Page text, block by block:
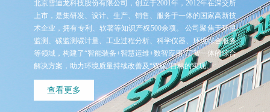
服务中心
运维服务
环境咨询服务
售后服务
重大技术装备目录”
2025-06-16
雪迪龙携手多方推进半导体检测技术自主可控2025-07-21
2025年科学技术年会盛大召开 雪迪龙分享“环境监测数智化应
用方案”
2025-07-22
精准治污+科学治污，雪迪龙支撑污染防治攻坚再创佳绩
2025-08-07
北京雪迪龙科技股份有限公司，创立于2001年，2012年在深交所
上市，是集研发、设计、生产、销售、服务于一体的国家高新技
术企业，拥有专利、软著等知识产权500余项。 公司聚焦于环境
监测、碳监测碳计量、工业过程分析、科学仪器、环境综合服务
等领域，构建了“智能装备+智慧运维+数智应用”三智一体的综合
解决方案，助力环境质量持续改善及“双碳”目标的实现。
查看更多
首届“双碳”科技创新与高质量发展学术交流大会成功
举办